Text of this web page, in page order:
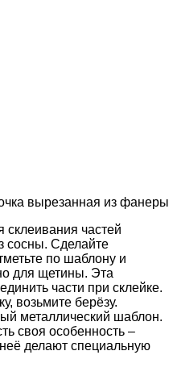
вырезанная из фанеры
склеивания частей
сосны. Сделайте
по шаблону и
для щетины. Эта
части при склейке.
возьмите берёзу.
металлический шаблон.
своя особенность –
делают специальную